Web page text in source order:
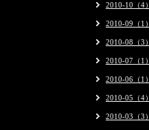
2010-10（4）
2010-09（1）
2010-08（3）
2010-07（1）
2010-06（1）
2010-05（4）
2010-03（3）